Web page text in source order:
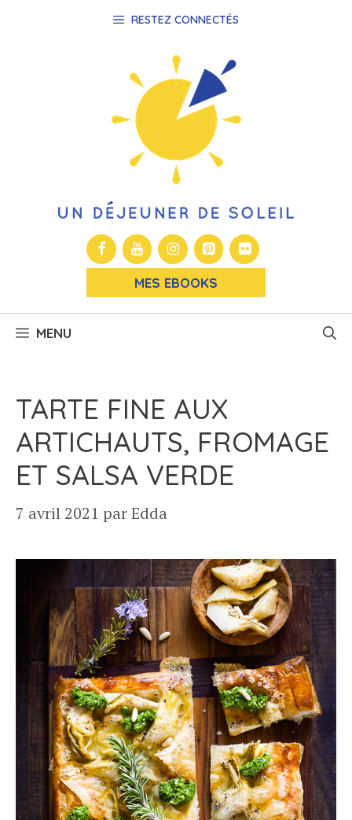
RESTEZ CONNECTÉS
MES EBOOKS
MENU
TARTE FINE AUX
ARTICHAUTS, FROMAGE
ET SALSA VERDE
7 avril 2021 parEdda